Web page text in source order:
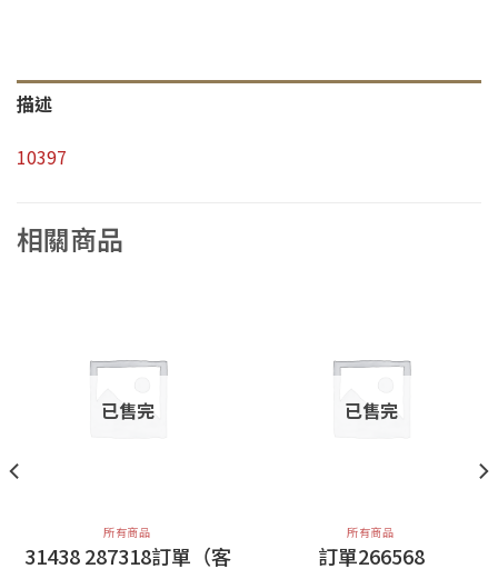
描述
10397
相關商品
已售完
所有商品
31438 287318訂單（客
已售完
所有商品
訂單266568